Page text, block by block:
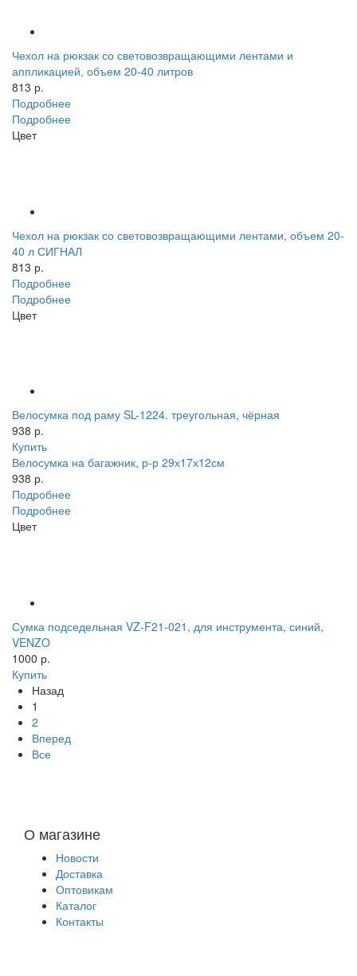
Чехол на рюкзак со световозвращающими лентами и
аппликацией, объем 20-40 литров
813 р.
Подробнее
Подробнее
Цвет
Чехол на рюкзак со световозвращающими лентами, объем 20-
40 л СИГНАЛ
813 р.
Подробнее
Подробнее
Цвет
Велосумка под раму SL-1224. треугольная, чёрная
938 р.
Купить
Велосумка на багажник, р-р 29х17х12см
938 р.
Подробнее
Подробнее
Цвет
Сумка подседельная VZ-F21-021, для инструмента, синий,
VENZO
1000 р.
Купить
Назад
1
2
Вперед
Все
О магазине
Новости
Доставка
Оптовикам
Каталог
Контакты